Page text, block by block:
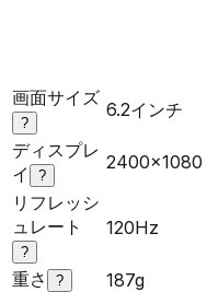
画面サイズ
?
6.2インチ
ディスプレ
イ
?
2400×1080
リフレッシ
ュレート
?
120Hz
重さ ?
187g